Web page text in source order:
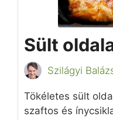
Sült
Szilágyi
Tökéletes sült
szaftos és